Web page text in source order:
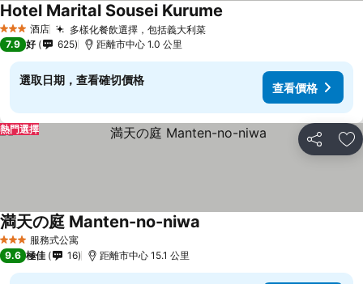
3 星級 酒店 多樣化餐飲選擇，包括義大利菜查看價格
Hotel Marital Sousei Kurume
7.9 好 625 距離市中心 1.0 公里
選取日期，查看確切價格
查看價格
分享 放
熱門選擇
3 星級 服務式公寓
満天の庭 Manten-no-niwa
9.6 極佳 16 距離市中心 15.1 公里